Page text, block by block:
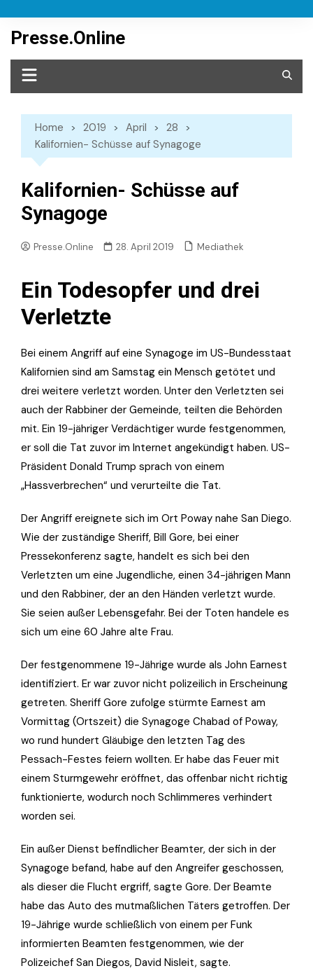
content
Presse.Online
Home 2019 April
28
Kalifornien- Schüsse auf Synagoge
Kalifornien- Schüsse auf
Synagoge
Presse.Online 28. April 2019 Mediathek
Ein Todesopfer und drei
Verletzte
Bei einem Angriff auf eine Synagoge im US-Bundesstaat
Kalifornien sind am Samstag ein Mensch getötet und
drei weitere verletzt worden. Unter den Verletzten sei
auch der Rabbiner der Gemeinde, teilten die Behörden
mit. Ein 19-jähriger Verdächtiger wurde festgenommen,
er soll die Tat zuvor im Internet angekündigt haben. US-
Präsident Donald Trump sprach von einem
„Hassverbrechen“ und verurteilte die Tat.
Der Angriff ereignete sich im Ort Poway nahe San Diego.
Wie der zuständige Sheriff, Bill Gore, bei einer
Pressekonferenz sagte, handelt es sich bei den
Verletzten um eine Jugendliche, einen 34-jährigen Mann
und den Rabbiner, der an den Händen verletzt wurde.
Sie seien außer Lebensgefahr. Bei der Toten handele es
sich um eine 60 Jahre alte Frau.
Der festgenommene 19-Jährige wurde als John Earnest
identifiziert. Er war zuvor nicht polizeilich in Erscheinung
getreten. Sheriff Gore zufolge stürmte Earnest am
Vormittag (Ortszeit) die Synagoge Chabad of Poway,
wo rund hundert Gläubige den letzten Tag des
Pessach-Festes feiern wollten. Er habe das Feuer mit
einem Sturmgewehr eröffnet, das offenbar nicht richtig
funktionierte, wodurch noch Schlimmeres verhindert
worden sei.
Ein außer Dienst befindlicher Beamter, der sich in der
Synagoge befand, habe auf den Angreifer geschossen,
als dieser die Flucht ergriff, sagte Gore. Der Beamte
habe das Auto des mutmaßlichen Täters getroffen. Der
19-Jährige wurde schließlich von einem per Funk
informierten Beamten festgenommen, wie der
Polizeichef San Diegos, David Nisleit, sagte.